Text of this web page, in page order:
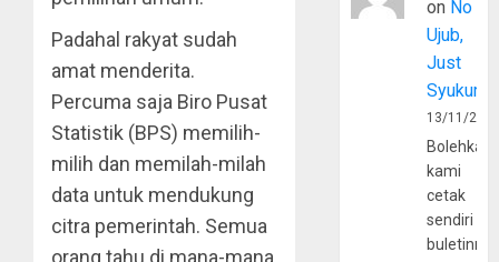
Padahal rakyat sudah
amat menderita.
Percuma saja Biro Pusat
Statistik (BPS) memilih-
milih dan memilah-milah
data untuk mendukung
citra pemerintah. Semua
orang tahu di mana-mana
on No
Ujub,
Just
Syukur
13/11/
Bolehkah
kami
cetak
sendiri